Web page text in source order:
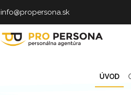
info@propersona.sk
Pro
ÚVOD